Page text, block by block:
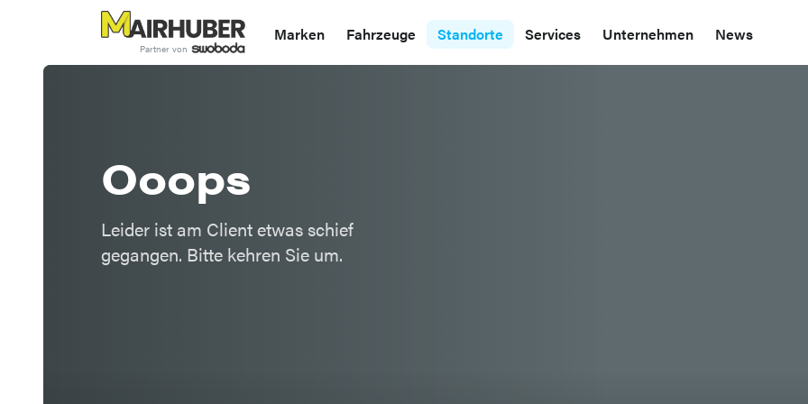
Partner von
Marken Fahrzeuge Standorte Services Unternehmen News
Etwas ist schief gegangen
Ooops
Leider ist am Client etwas schief
gegangen. Bitte kehren Sie um.